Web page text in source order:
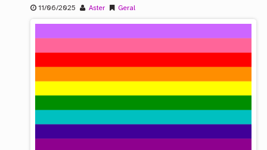
11/06/2025 Aster Geral